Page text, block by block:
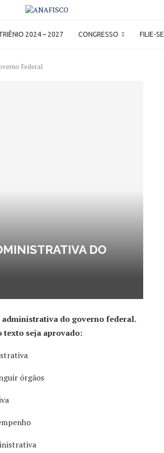
2024 – 2027 CONGRESSO FILIE-SE
Federal
DO
do governo federal.
texto seja aprovado:
órgãos